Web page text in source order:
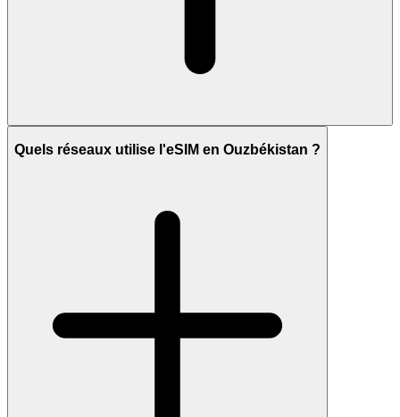
Quels réseaux utilise l'eSIM en Ouzbékistan ?